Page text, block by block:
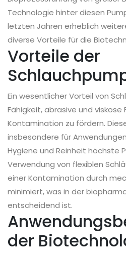
Technologie hinter diesen
letzten Jahren erheblich
diverse Vorteile für die
Vorteile der
Ein wesentlicher Vorteil von
Fähigkeit, abrasive und viskose
Kontamination zu fördern.
insbesondere für
Hygiene und Reinheit höchste
Verwendung von flexiblen
einer Kontamination durch
minimiert, was in der
entscheidend ist.
der